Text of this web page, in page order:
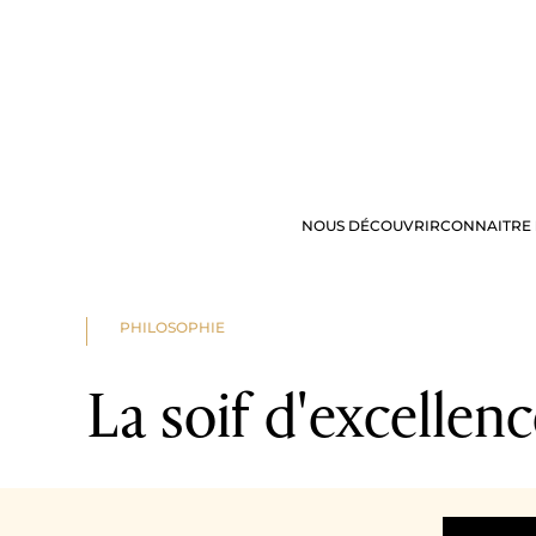
NOUS DÉCOUVRIRCONNAITRE
PHILOSOPHIE
La soif